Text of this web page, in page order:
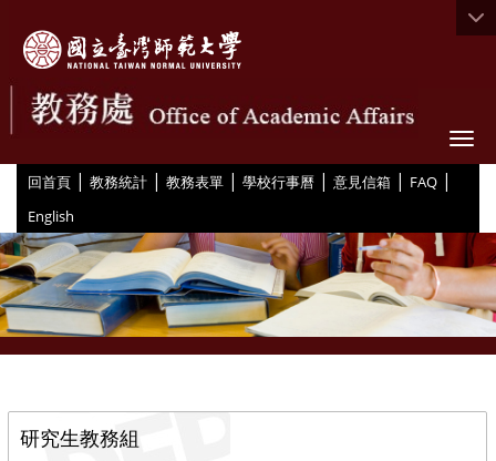
回首頁 | 教務統計 | 教務表單 | 學校行事曆 | 意見信箱 | FAQ |
English
研究生教務組